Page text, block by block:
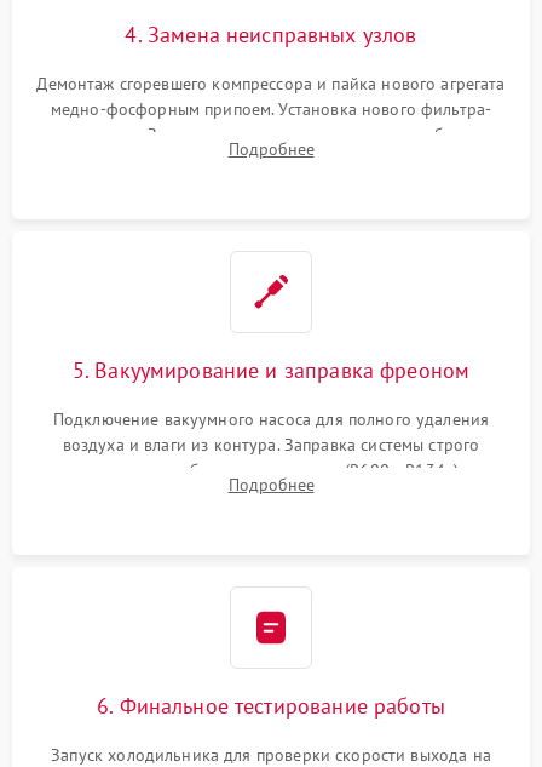
4. Замена неисправных узлов
Демонтаж сгоревшего компрессора и пайка нового агрегата
медно-фосфорным припоем. Установка нового фильтра-
осушителя. Замена изношенных вентиляторов обдува,
сломанных заслонок или поврежденных дверных петель.
Подробнее
5. Вакуумирование и заправка фреоном
Подключение вакуумного насоса для полного удаления
воздуха и влаги из контура. Заправка системы строго
дозированным объемом хладагента (R600a, R134a) по
электронным весам. Контроль рабочего давления в системе.
Подробнее
6. Финальное тестирование работы
Запуск холодильника для проверки скорости выхода на